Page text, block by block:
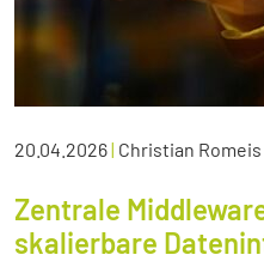
20.04.2026| Christian Romeis
Zentrale
skalierbare